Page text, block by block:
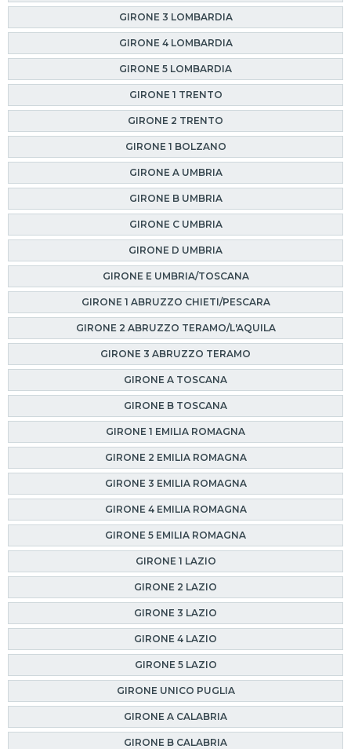
GIRONE 3 LOMBARDIA
GIRONE 4 LOMBARDIA
GIRONE 5 LOMBARDIA
GIRONE 1 TRENTO
GIRONE 2 TRENTO
GIRONE 1 BOLZANO
GIRONE A UMBRIA
GIRONE B UMBRIA
GIRONE C UMBRIA
GIRONE D UMBRIA
GIRONE E UMBRIA/TOSCANA
GIRONE 1 ABRUZZO CHIETI/PESCARA
GIRONE 2 ABRUZZO TERAMO/L'AQUILA
GIRONE 3 ABRUZZO TERAMO
GIRONE A TOSCANA
GIRONE B TOSCANA
GIRONE 1 EMILIA ROMAGNA
GIRONE 2 EMILIA ROMAGNA
GIRONE 3 EMILIA ROMAGNA
GIRONE 4 EMILIA ROMAGNA
GIRONE 5 EMILIA ROMAGNA
GIRONE 1 LAZIO
GIRONE 2 LAZIO
GIRONE 3 LAZIO
GIRONE 4 LAZIO
GIRONE 5 LAZIO
GIRONE UNICO PUGLIA
GIRONE A CALABRIA
GIRONE B CALABRIA